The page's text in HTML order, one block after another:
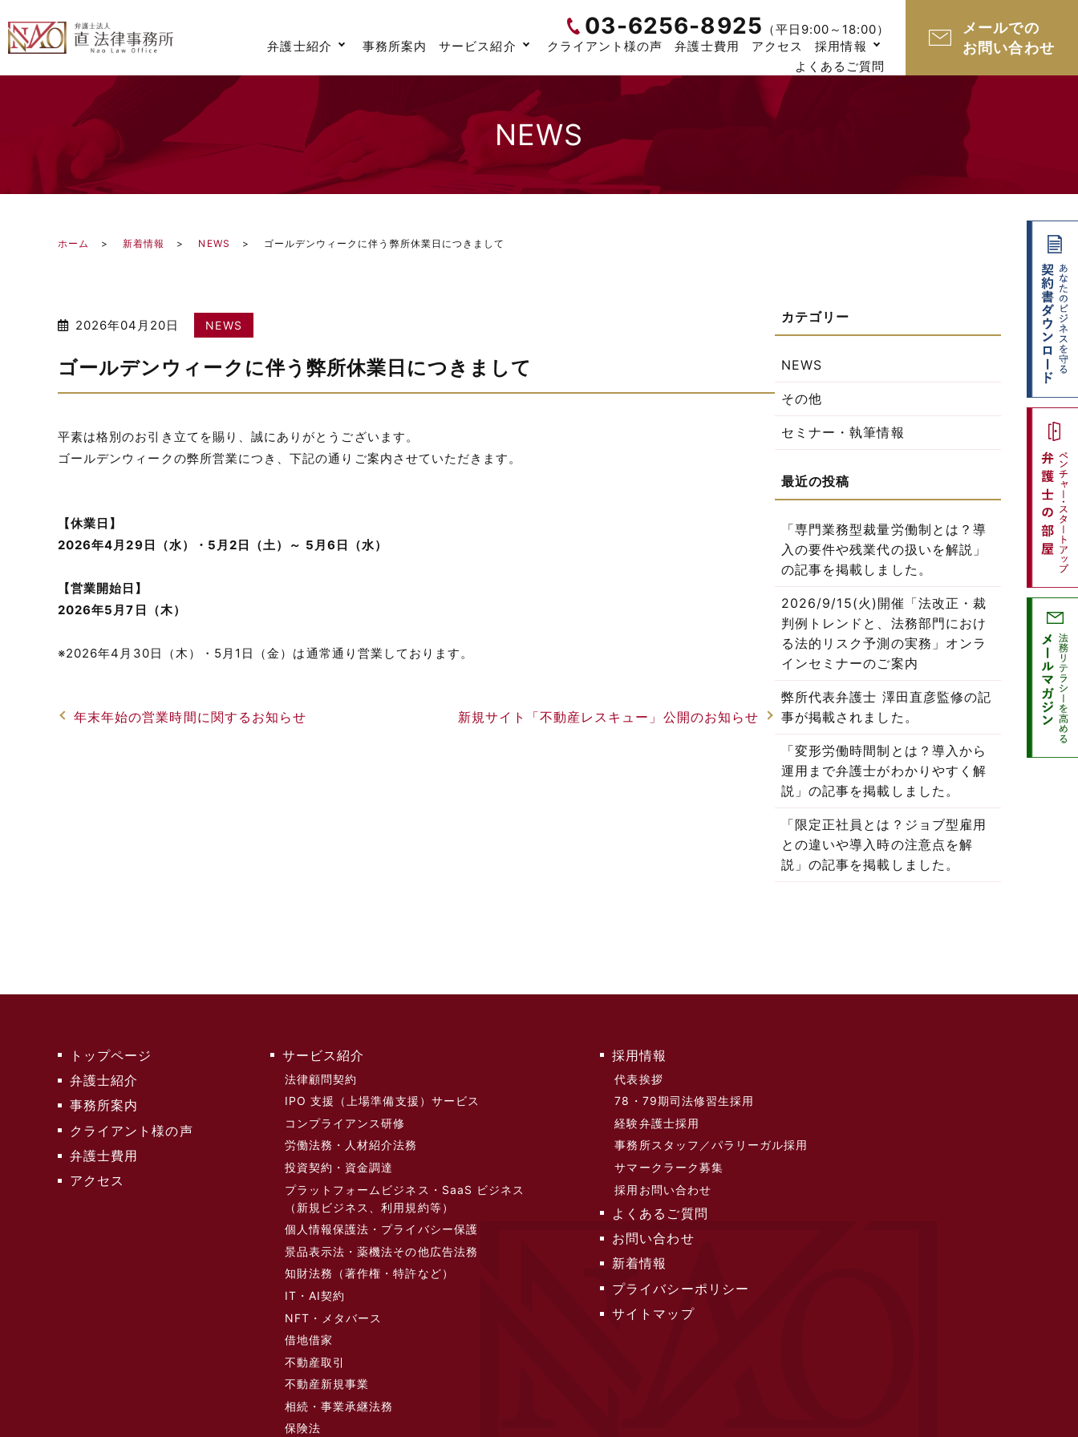
弁護士紹介 事務所案内 サービス紹介 クライアント様の声 弁護士費用 アクセス
採用情報
よくあるご質問
03-6256-8925 （平日9:00～18:00）
メールでの
お問い合わせ
NEWS
ホーム 新着情報 NEWS ゴールデンウィークに伴う弊所休業日につきまして
2026年04月20日 NEWS
ゴールデンウィークに伴う弊所休業日につきまして
平素は格別のお引き立てを賜り、誠にありがとうございます。
ゴールデンウィークの弊所営業につき、下記の通りご案内させていただきます。
【休業日】
2026年4月29日（水）・5月2日（土）～ 5月6日（水）
【営業開始日】
2026年5月7日（木）
※2026年4月30日（木）・5月1日（金）は通常通り営業しております。
年末年始の営業時間に関するお知らせ 新規サイト「不動産レスキュー」公開のお知らせ
NEWS
その他
セミナー・執筆情報
「専門業務型裁量労働制とは？導
入の要件や残業代の扱いを解説」
の記事を掲載しました。
2026/9/15(火)開催「法改正・裁
判例トレンドと、法務部門におけ
る法的リスク予測の実務」オンラ
インセミナーのご案内
弊所代表弁護士 澤田直彦監修の記
事が掲載されました。
「変形労働時間制とは？導入から
運用まで弁護士がわかりやすく解
説」の記事を掲載しました。
「限定正社員とは？ジョブ型雇用
との違いや導入時の注意点を解
説」の記事を掲載しました。
トップページ
弁護士紹介
事務所案内
クライアント様の声
弁護士費用
アクセス
サービス紹介
法律顧問契約
IPO 支援（上場準備支援）サービス
コンプライアンス研修
労働法務・人材紹介法務
投資契約・資金調達
プラットフォームビジネス・SaaS ビジネス
（新規ビジネス、利用規約等）
個人情報保護法・プライバシー保護
景品表示法・薬機法その他広告法務
知財法務（著作権・特許など）
IT・AI契約
NFT・メタバース
借地借家
不動産取引
不動産新規事業
相続・事業承継法務
保険法
採用情報
代表挨拶
78・79期司法修習生採用
経験弁護士採用
事務所スタッフ／パラリーガル採用
サマークラーク募集
採用お問い合わせ
よくあるご質問
お問い合わせ
新着情報
プライバシーポリシー
サイトマップ